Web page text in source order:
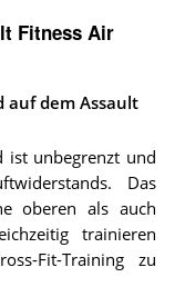
Fitness Air
auf dem Assault
ist unbegrenzt und
Das
oberen als auch
trainieren
Fit-Training zu